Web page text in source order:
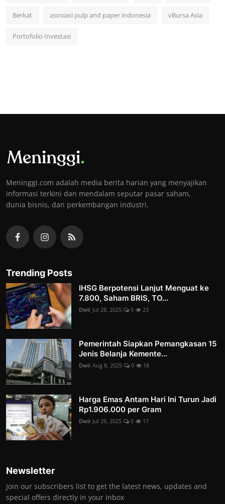
Berkat asosiasi pulp and paper indonesia vBursa Asia
Portofolio Investasi
Meninggi.com adalah media berita harian yang menyajikan
informasi terkini dan mendalam seputar pasar saham,
dunia bisnis, dan perkembangan industri.
Trending Posts
IHSG Berpotensi Lanjut Menguat ke
7.800, Saham BRIS, TO...
Dwii Jul 28, 2025 0 23
Pemerintah Siapkan Pemangkasan 15
Jenis Belanja Kemente...
Dwii Aug 8, 2025 0 18
Harga Emas Antam Hari Ini Turun Jadi
Rp1.906.000 per Gram
Dwii Jul 29, 2025 0 17
Newsletter
Join our subscribers list to get the latest news, updates and
special offers directly in your inbox